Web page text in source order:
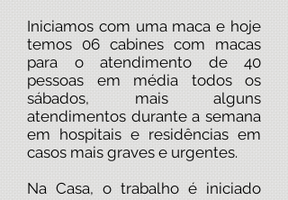
Iniciamos com uma maca e hoje
temos 06 cabines com macas
para o atendimento de 40
pessoas em média todos os
sábados, mais alguns
atendimentos durante a semana
em hospitais e residências em
casos mais graves e urgentes.
Na Casa, o trabalho é iniciado